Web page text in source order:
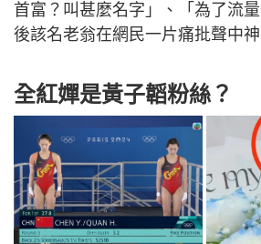
首富？叫甚麼名字」、「為了流
後該名老翁在網民一片痛批聲中神
全紅嬋是黃子韜粉絲？